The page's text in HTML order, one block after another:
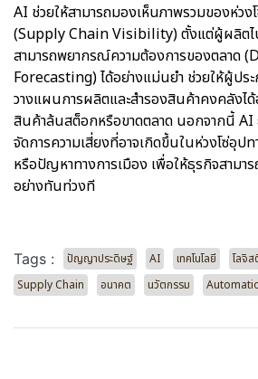
AI ช่วยให้สามารถมองเห็นภาพรวมของห่ว
(Supply Chain Visibility) ตั้งแต่ผู้ผลิตไ
สามารถพยากรณ์ความต้องการของตลาด
Forecasting) ได้อย่างแม่นยำ ช่วยให้ผู้ปร
วางแผนการผลิตและสำรองสินค้าคงคลังไ
สินค้าล้นสต็อกหรือขาดตลาด นอกจากนี้ AI
จัดการความเสี่ยงที่อาจเกิดขึ้นในห่วงโซ่อุป
หรือปัญหาทางการเมือง เพื่อให้ธุรกิจสามา
อย่างทันท่วงที
Tags : ปัญญาประดิษฐ์ AI เทคโนโลยี โลจิ
Supply Chain
อนาคต นวัตกรรม